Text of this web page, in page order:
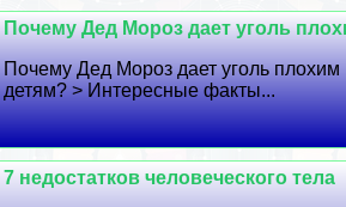
Почему Дед Мороз дает уголь
Почему Дед Мороз дает уголь плохим
детям? > Интересные факты...
7 недостатков человеческого тела